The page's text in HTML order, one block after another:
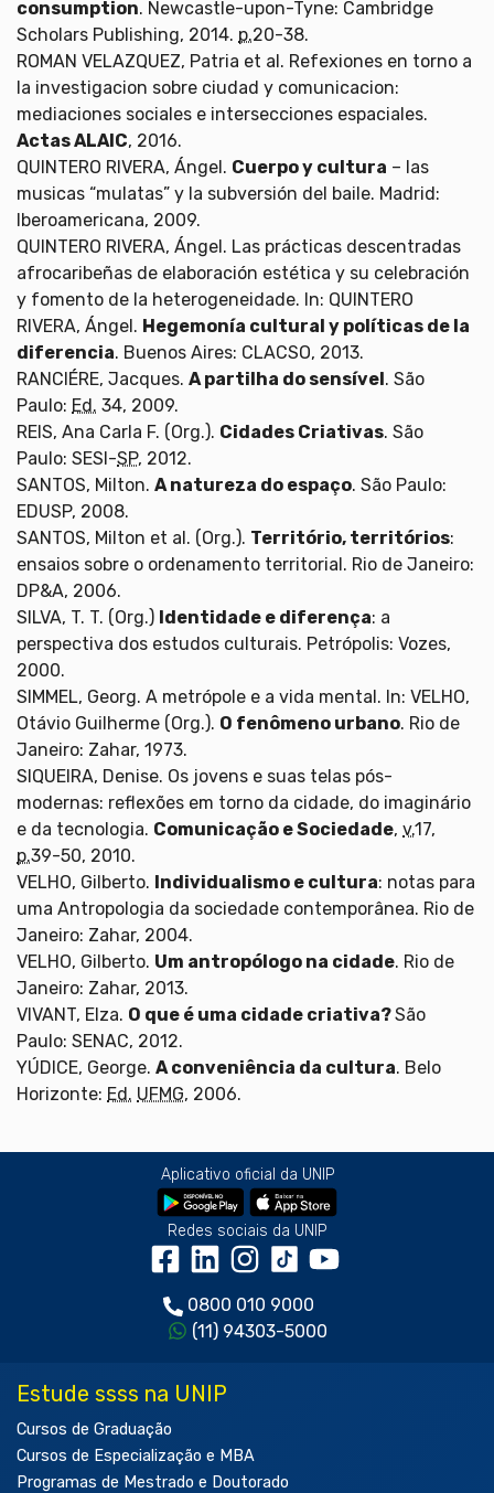
consumption. Newcastle-upon-Tyne: Cambridge
Scholars Publishing, 2014. p.20-38.
ROMAN VELAZQUEZ, Patria et al. Refexiones en torno a
la investigacion sobre ciudad y comunicacion:
mediaciones sociales e intersecciones espaciales.
Actas ALAIC, 2016.
QUINTERO RIVERA, Ángel. Cuerpo y cultura – las
musicas “mulatas” y la subversión del baile. Madrid:
Iberoamericana, 2009.
QUINTERO RIVERA, Ángel. Las prácticas descentradas
afrocaribeñas de elaboración estética y su celebración
y fomento de la heterogeneidade. In: QUINTERO
RIVERA, Ángel. Hegemonía cultural y políticas de la
diferencia. Buenos Aires: CLACSO, 2013.
RANCIÉRE, Jacques. A partilha do sensível. São
Paulo: Ed. 34, 2009.
REIS, Ana Carla F. (Org.). Cidades Criativas. São
Paulo: SESI-SP, 2012.
SANTOS, Milton. A natureza do espaço. São Paulo:
EDUSP, 2008.
SANTOS, Milton et al. (Org.). Território, territórios:
ensaios sobre o ordenamento territorial. Rio de Janeiro:
DP&A, 2006.
SILVA, T. T. (Org.) Identidade e diferença: a
perspectiva dos estudos culturais. Petrópolis: Vozes,
2000.
SIMMEL, Georg. A metrópole e a vida mental. In: VELHO,
Otávio Guilherme (Org.). O fenômeno urbano. Rio de
Janeiro: Zahar, 1973.
SIQUEIRA, Denise. Os jovens e suas telas pós-
modernas: reflexões em torno da cidade, do imaginário
e da tecnologia. Comunicação e Sociedade, v.17,
p.39-50, 2010.
VELHO, Gilberto. Individualismo e cultura: notas para
uma Antropologia da sociedade contemporânea. Rio de
Janeiro: Zahar, 2004.
VELHO, Gilberto. Um antropólogo na cidade. Rio de
Janeiro: Zahar, 2013.
VIVANT, Elza. O que é uma cidade criativa?São
Paulo: SENAC, 2012.
YÚDICE, George. A conveniência da cultura. Belo
Horizonte: Ed. UFMG, 2006.
Aplicativo oficial da UNIP
Redes sociais da UNIP
0800 010 9000
(11) 94303-5000
Estude ssss na UNIP
Cursos de Graduação
Cursos de Especialização e MBA
Programas de Mestrado e Doutorado